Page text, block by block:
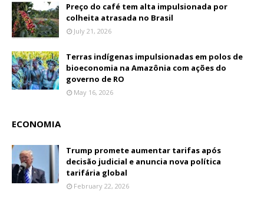
Preço do café tem alta impulsionada por
colheita atrasada no Brasil
July 21, 2026
Terras indígenas impulsionadas em polos de
bioeconomia na Amazônia com ações do
governo de RO
May 16, 2026
ECONOMIA
Trump promete aumentar tarifas após
decisão judicial e anuncia nova política
tarifária global
February 22, 2026